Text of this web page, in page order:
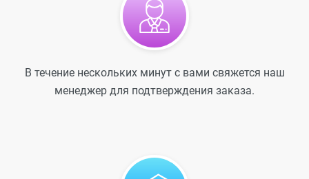
В течение нескольких минут с вами свяжется наш
менеджер для подтверждения заказа.